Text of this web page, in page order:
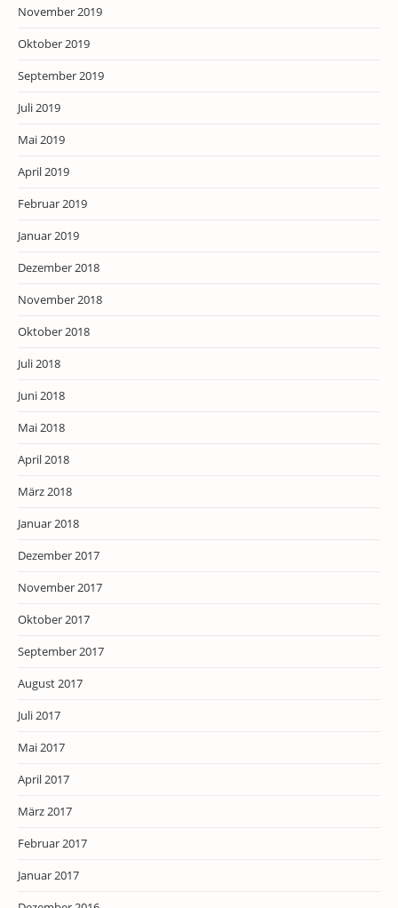
November 2019
Oktober 2019
September 2019
Juli 2019
Mai 2019
April 2019
Februar 2019
Januar 2019
Dezember 2018
November 2018
Oktober 2018
Juli 2018
Juni 2018
Mai 2018
April 2018
März 2018
Januar 2018
Dezember 2017
November 2017
Oktober 2017
September 2017
August 2017
Juli 2017
Mai 2017
April 2017
März 2017
Februar 2017
Januar 2017